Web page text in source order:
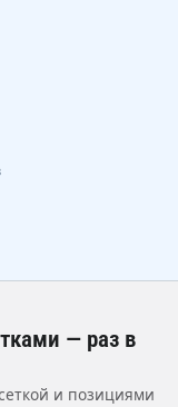
— раз в
и позициями